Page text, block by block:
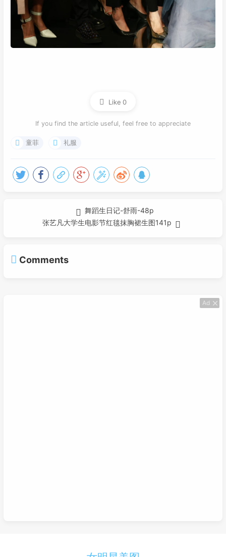
Like 0
If you find the article useful, feel free to appreciate
童菲 礼服
舞蹈生日记-舒雨-48p
张艺凡大学生电影节红毯抹胸裙生图141p
Comments
Ad